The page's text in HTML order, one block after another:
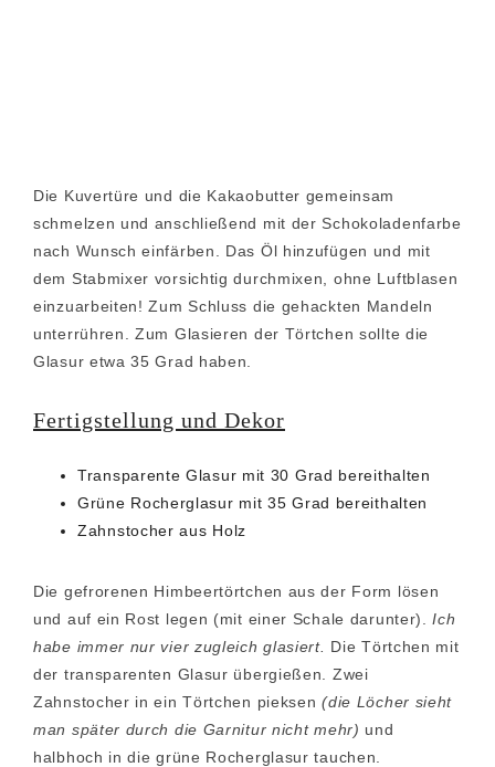
Die Kuvertüre und die Kakaobutter gemeinsam
schmelzen und anschließend mit der Schokoladenfarbe
nach Wunsch einfärben. Das Öl hinzufügen und mit
dem Stabmixer vorsichtig durchmixen, ohne Luftblasen
einzuarbeiten! Zum Schluss die gehackten Mandeln
unterrühren. Zum Glasieren der Törtchen sollte die
Glasur etwa 35 Grad haben.
Fertigstellung und Dekor
Transparente Glasur mit 30 Grad bereithalten
Grüne Rocherglasur mit 35 Grad bereithalten
Zahnstocher aus Holz
Die gefrorenen Himbeertörtchen aus der Form lösen
und auf ein Rost legen (mit einer Schale darunter).Ich
habe immer nur vier zugleich glasiert.
Die Törtchen mit
der transparenten Glasur übergießen. Zwei
Zahnstocher in ein Törtchen pieksen(die Löcher sieht
man später durch die Garnitur nicht mehr) und
halbhoch in die grüne Rocherglasur tauchen.